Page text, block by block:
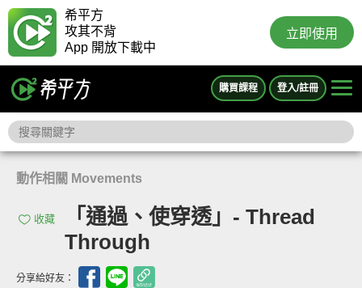
希平方
攻其不背
App 開放下載中
立即使用
購買課程 登入/註冊
動作相關 Movements
收藏
「通過、使穿透」- Thread
Through
分享給好友：